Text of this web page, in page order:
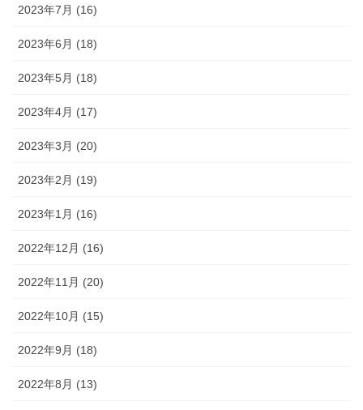
2023年7月 (16)
2023年6月 (18)
2023年5月 (18)
2023年4月 (17)
2023年3月 (20)
2023年2月 (19)
2023年1月 (16)
2022年12月 (16)
2022年11月 (20)
2022年10月 (15)
2022年9月 (18)
2022年8月 (13)